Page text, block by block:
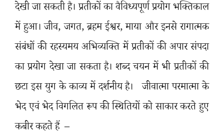
देखी जा सकती है। प्रतीकों का वैविध्यपूर्ण प्रयोग भक्तिकाल
में हुआ। जीव,जगत,ब्रहम ईश्वर,माया और इनसे रागात्मक
संबंधों की रहस्यमय अभिव्यक्ति में प्रतीकों की अपार संपदा
का प्रयोग देखा जा सकता है। शब्द चयन में भी प्रतीकों की
छटा इस युग के काव्य में दर्शनीय है। जीवात्मा परमात्मा के
भेद एवं भेद विगलित रूप की स्थितियों को साकार करते हुए
कबीर कहते हैं –